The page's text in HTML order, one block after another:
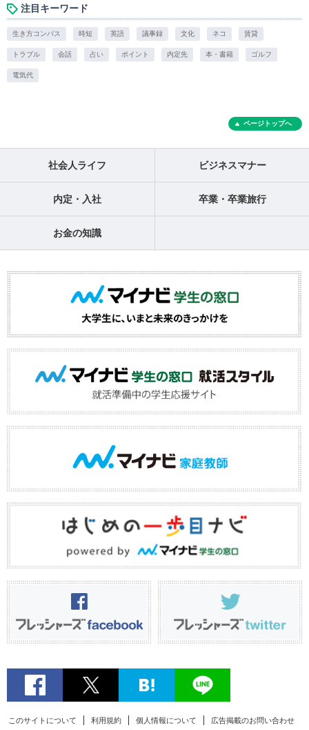
注目キーワード
生き方コンパス 時短 英語 議事録 文化 ネコ 賃貸
トラブル 会話 占い ポイント 内定先 本・書籍 ゴルフ
電気代
ページトップへ
社会人ライフ ビジネスマナー
内定・入社 卒業・卒業旅行
お金の知識
このサイトについて 利用規約 個人情報について 広告掲載のお問い合わせ